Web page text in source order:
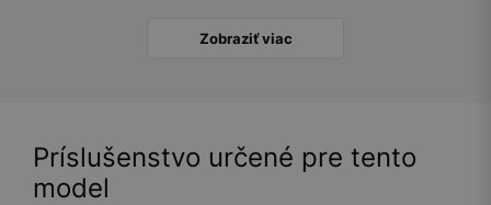
Zobraziť viac
Príslušenstvo určené pre tento
model